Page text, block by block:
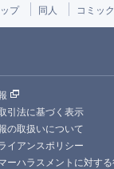
プ 同人 コミッ
引法に基づく表示
の取扱いについて
イアンスポリシー
ーハラスメントに対す